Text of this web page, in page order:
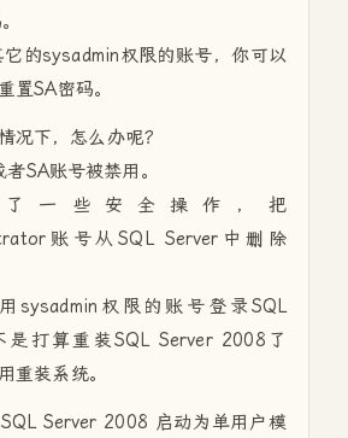
的sysadmin权限的账号，你可以
置SA密码。
况下，怎么办呢？
SA账号被禁用。
一些安全操作，把
账号从SQL Server中删除
sysadmin权限的账号登录SQL
是打算重装SQL Server 2008了
重装系统。
Server 2008 启动为单用户模